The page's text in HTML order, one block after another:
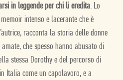
in leggende per chi li eredita. Lo
intenso e lacerante che è
racconta la storia delle donne
che spesso hanno abusato di
stessa Dorothy e del percorso di
Italia come un capolavoro, e a